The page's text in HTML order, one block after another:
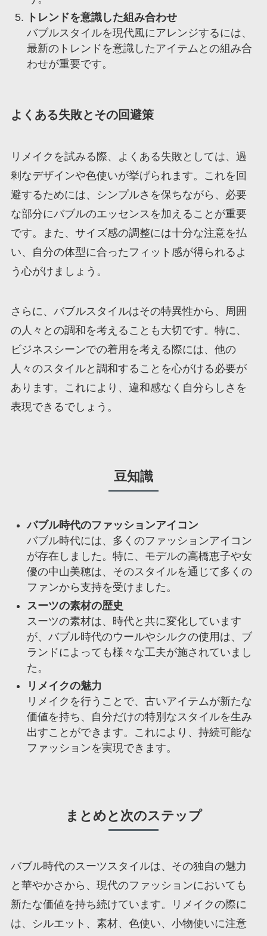
トレンドを意識した組み合わせ
バブルスタイルを現代風にアレンジするには、
最新のトレンドを意識したアイテムとの組み合
わせが重要です。
よくある失敗とその回避策
リメイクを試みる際、よくある失敗としては、過
剰なデザインや色使いが挙げられます。これを回
避するためには、シンプルさを保ちながら、必要
な部分にバブルのエッセンスを加えることが重要
です。また、サイズ感の調整には十分な注意を払
い、自分の体型に合ったフィット感が得られるよ
う心がけましょう。
さらに、バブルスタイルはその特異性から、周囲
の人々との調和を考えることも大切です。特に、
ビジネスシーンでの着用を考える際には、他の
人々のスタイルと調和することを心がける必要が
あります。これにより、違和感なく自分らしさを
表現できるでしょう。
豆知識
バブル時代のファッションアイコン
バブル時代には、多くのファッションアイコン
が存在しました。特に、モデルの高橋恵子や女
優の中山美穂は、そのスタイルを通じて多くの
ファンから支持を受けました。
スーツの素材の歴史
スーツの素材は、時代と共に変化しています
が、バブル時代のウールやシルクの使用は、ブ
ランドによっても様々な工夫が施されていまし
た。
リメイクの魅力
リメイクを行うことで、古いアイテムが新たな
価値を持ち、自分だけの特別なスタイルを生み
出すことができます。これにより、持続可能な
ファッションを実現できます。
まとめと次のステップ
バブル時代のスーツスタイルは、その独自の魅力
と華やかさから、現代のファッションにおいても
新たな価値を持ち続けています。リメイクの際に
は、シルエット、素材、色使い、小物使いに注意